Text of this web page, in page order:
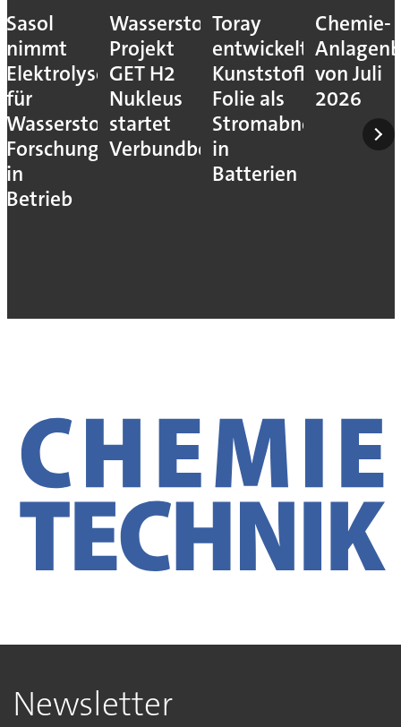
Sasol
nimmt
Elektrolyseur
für
Wasserstoff-
Forschung
in
Betrieb
Wasserstoff-
Projekt
GET H2
Nukleus
startet
Verbundbetrieb
Toray
entwickelt
Kunststoff-
Folie als
Stromabnehmer
in
Batterien
Chemie-
von Juli
2026
Newsletter